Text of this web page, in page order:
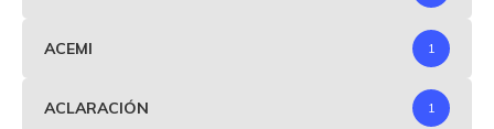
ACEMI 1
ACLARACIÓN 1